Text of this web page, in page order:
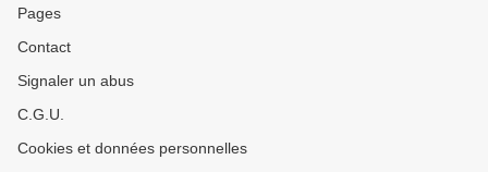
Pages
Contact
Signaler un abus
C.G.U.
Cookies et données personnelles